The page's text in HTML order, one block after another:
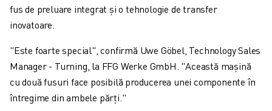
fus de preluare integrat și o tehnologie de transfer
inovatoare.
"Este foarte special", confirmă Uwe Göbel, Technology Sales
Manager - Turning, la FFG Werke GmbH. "Această mașină
cu două fusuri face posibilă producerea unei componente în
întregime din ambele părți."